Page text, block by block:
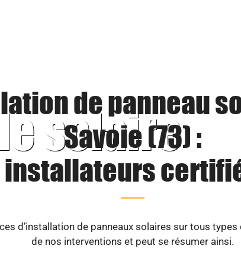
solaire
de panneau
Savoie (73) :
installateurs
d’installation de panneaux solaires sur tous
de nos interventions et peut se résumer ainsi.